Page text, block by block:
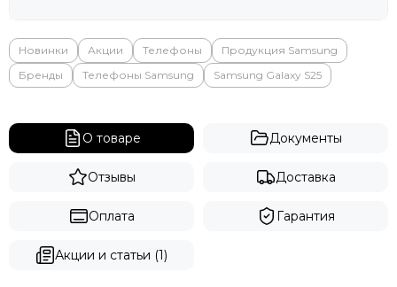
Новинки Акции Телефоны
Продукция Samsung
Бренды
Телефоны Samsung Samsung Galaxy S25
О товаре Документы
Отзывы Доставка
Оплата Гарантия
Акции и статьи (1)